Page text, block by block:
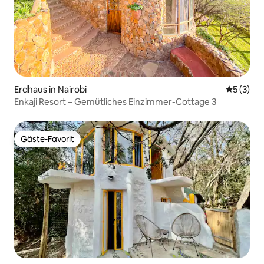
Erdhaus in Nairobi
5 (3)
Enkaji Resort – Gemütliches Einzimmer-Cottage 3
Gäste-Favorit
Gäste-Favorit